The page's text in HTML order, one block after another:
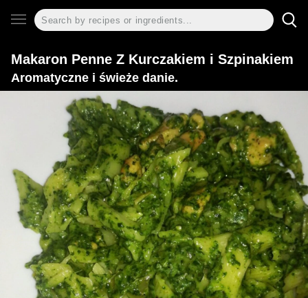
Makaron Penne Z Kurczakiem i Szpinakiem
Aromatyczne i świeże danie.